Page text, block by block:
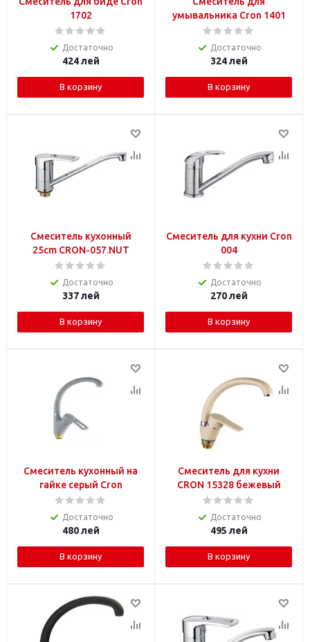
1702
Достаточно
424лей
В корзину
умывальника Cron 1401
Достаточно
324лей
В корзину
Смеситель кухонный
25cm CRON-057.NUT
Достаточно
337лей
В корзину
Смеситель для кухни Cron
004
Достаточно
270лей
В корзину
Смеситель кухонный на
гайке серый Cron
Достаточно
480лей
В корзину
Смеситель для кухни
CRON 15328 бежевый
Достаточно
495 лей
В корзину